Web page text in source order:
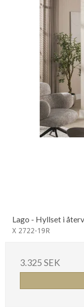
Lago - Hyllset i
X 2722-19R
3.325 SEK